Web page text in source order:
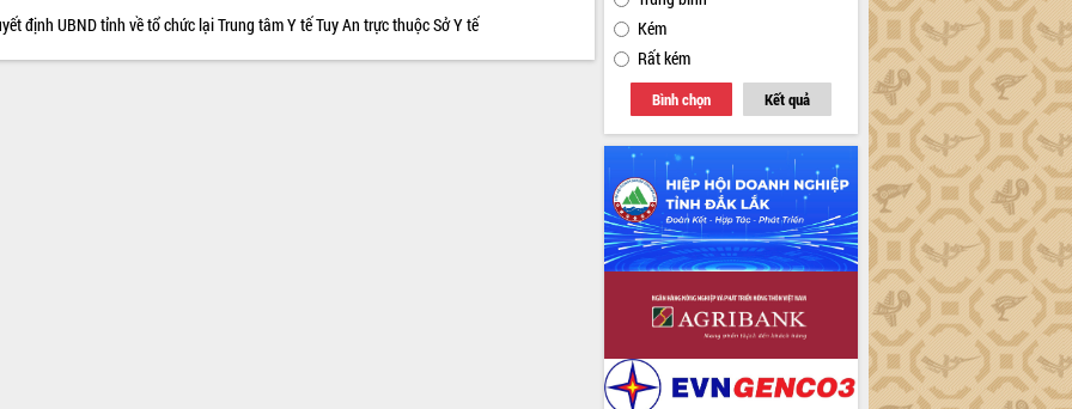
định UBND tỉnh về tổ chức lại Trung tâm Y tế Tuy An trực thuộc Sở Y tế
Kém
Rất kém
Bình chọn Kết quả